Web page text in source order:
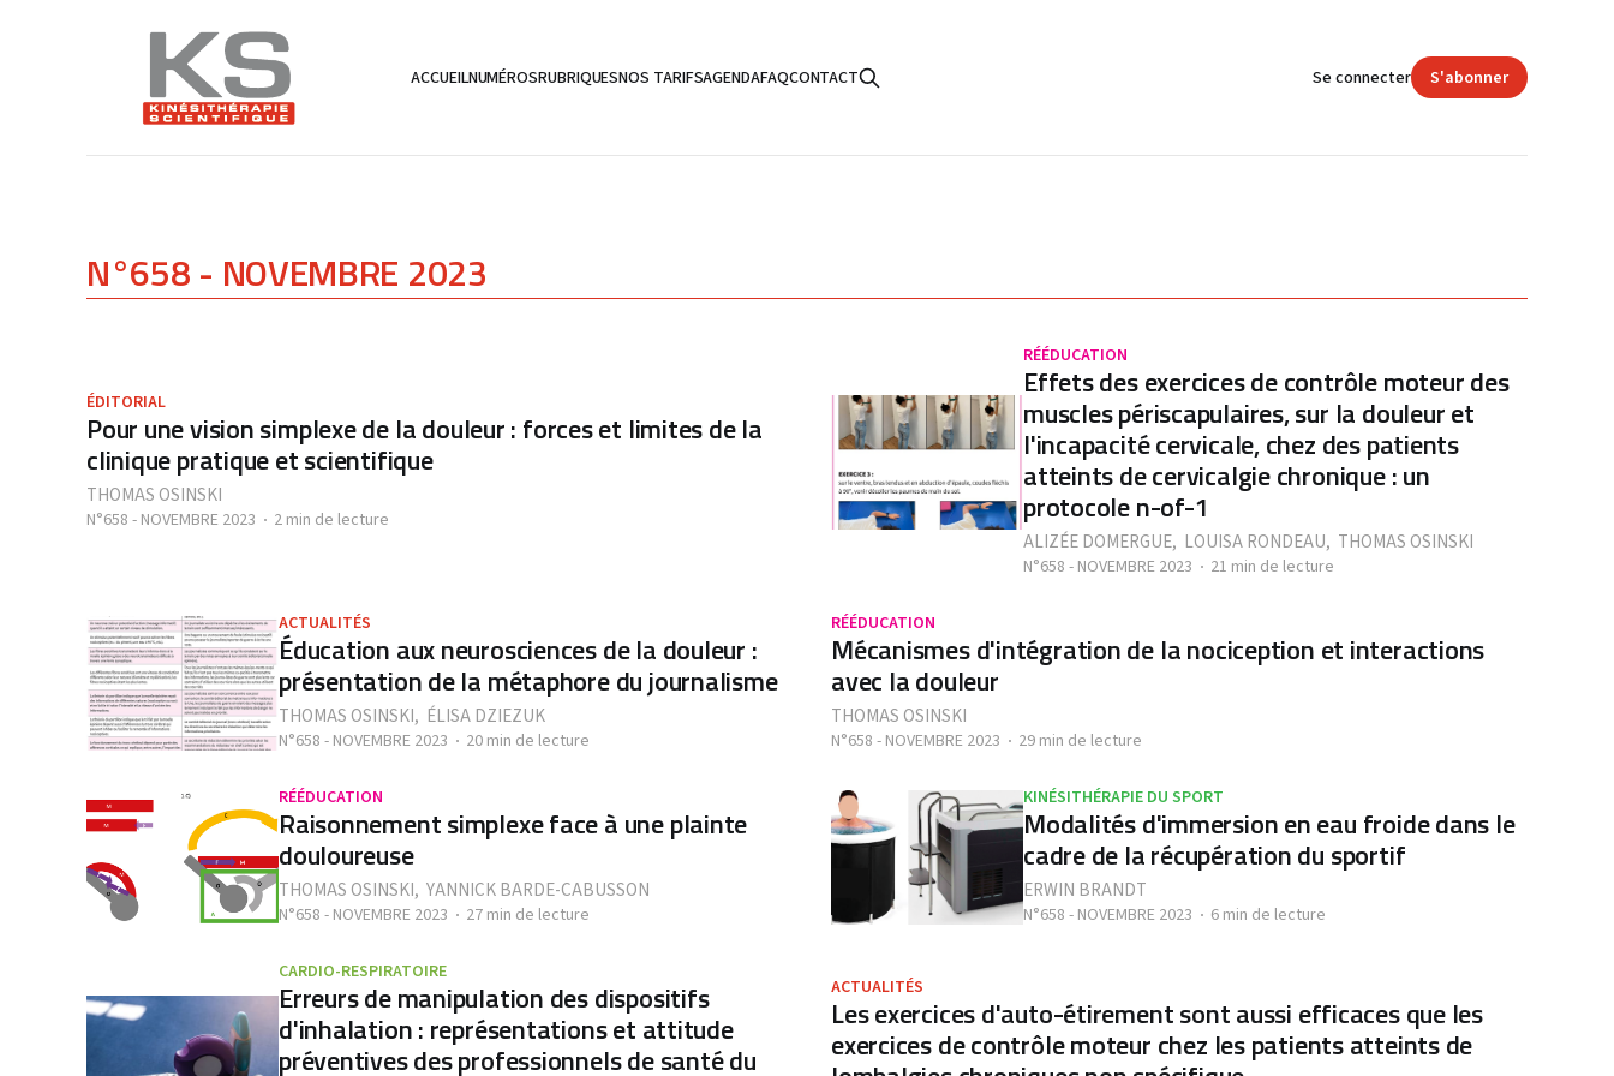
ACCUEILNUMÉROSRUBRIQUESNOS TARIFSAGENDAFAQCONTACT Se connecter S'abonner
N°658 - NOVEMBRE 2023
ÉDITORIAL
Pour une vision simplexe de la douleur : forces et limites de la
clinique pratique et scientifique
THOMAS OSINSKI
N°658 - NOVEMBRE 2023 2 min de lecture
RÉÉDUCATION
Effets des exercices de contrôle moteur des
muscles périscapulaires, sur la douleur et
l'incapacité cervicale, chez des patients
atteints de cervicalgie chronique : un
protocole n-of-1
ALIZÉE DOMERGUE, LOUISA RONDEAU, THOMAS OSINSKI
N°658 - NOVEMBRE 2023 21 min de lecture
ACTUALITÉS
Éducation aux neurosciences de la douleur :
présentation de la métaphore du journalisme
THOMAS OSINSKI, ÉLISA DZIEZUK
N°658 - NOVEMBRE 2023 20 min de lecture
RÉÉDUCATION
Mécanismes d'intégration de la nociception et interactions
avec la douleur
THOMAS OSINSKI
N°658 - NOVEMBRE 2023 29 min de lecture
RÉÉDUCATION
Raisonnement simplexe face à une plainte
douloureuse
THOMAS OSINSKI, YANNICK BARDE-CABUSSON
N°658 - NOVEMBRE 2023 27 min de lecture
KINÉSITHÉRAPIE DU SPORT
Modalités d'immersion en eau froide dans le
cadre de la récupération du sportif
ERWIN BRANDT
N°658 - NOVEMBRE 2023 6 min de lecture
CARDIO-RESPIRATOIRE
Erreurs de manipulation des dispositifs
d'inhalation : représentations et attitude
préventives des professionnels de santé du
ACTUALITÉS
Les exercices d'auto-étirement sont aussi efficaces que les
exercices de contrôle moteur chez les patients atteints de